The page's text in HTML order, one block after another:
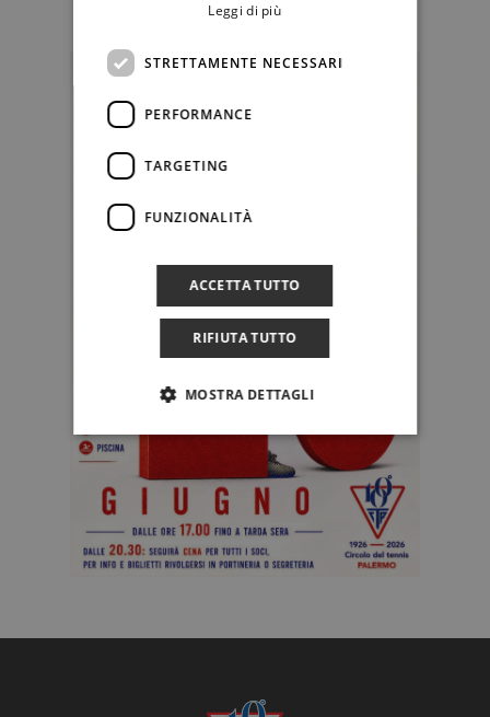
Leggi di più
STRETTAMENTE NECESSARI
PERFORMANCE
TARGETING
FUNZIONALITÀ
ACCETTA TUTTO
RIFIUTA TUTTO
MOSTRA DETTAGLI